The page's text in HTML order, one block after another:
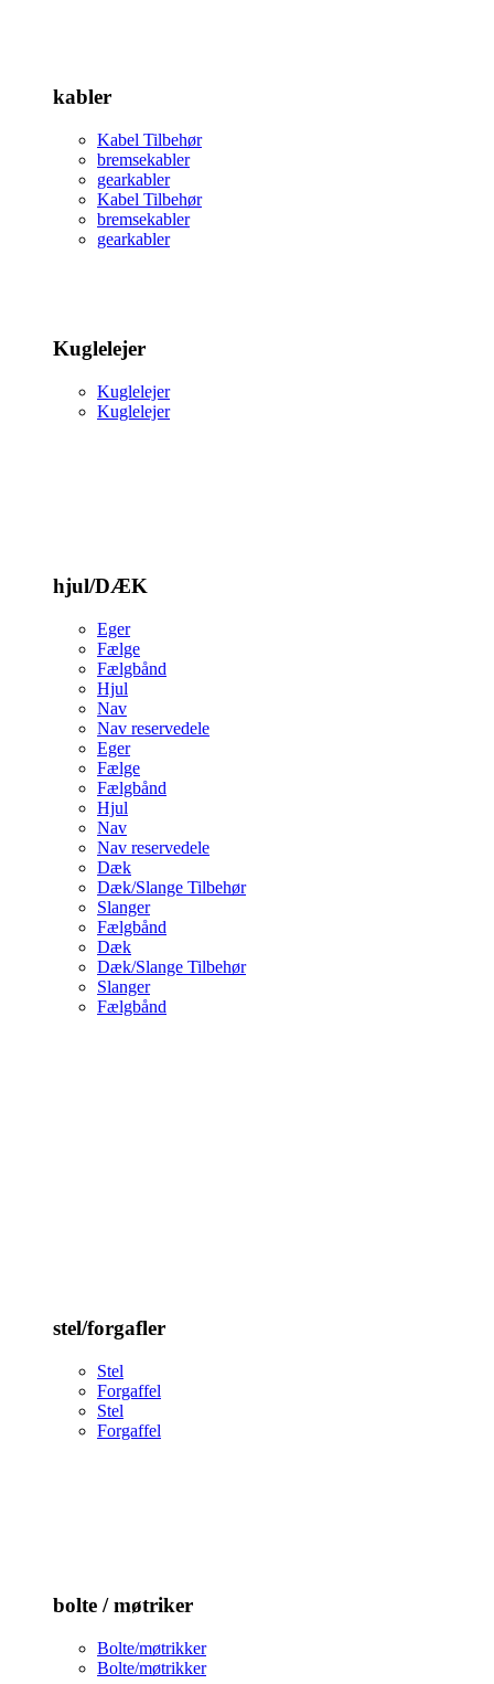
kabler
Kabel Tilbehør
bremsekabler
gearkabler
Kabel Tilbehør
bremsekabler
gearkabler
Kuglelejer
Kuglelejer
Kuglelejer
hjul/DÆK
Eger
Fælge
Fælgbånd
Hjul
Nav
Nav reservedele
Eger
Fælge
Fælgbånd
Hjul
Nav
Nav reservedele
Dæk
Dæk/Slange Tilbehør
Slanger
Fælgbånd
Dæk
Dæk/Slange Tilbehør
Slanger
Fælgbånd
stel/forgafler
Stel
Forgaffel
Stel
Forgaffel
bolte / møtriker
Bolte/møtrikker
Bolte/møtrikker